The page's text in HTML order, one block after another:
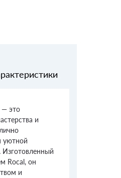
— это
и
уютной
Rocal, он
и